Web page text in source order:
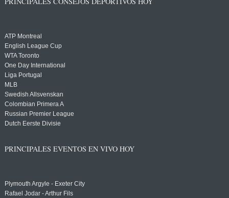
ATP Montreal
English League Cup
WTA Toronto
One Day International
Liga Portugal
MLB
Swedish Allsvenskan
Colombian Primera A
Russian Premier League
Dutch Eerste Divisie
PRINCIPALES EVENTOS EN VIVO HOY
Plymouth Argyle - Exeter City
Rafael Jodar - Arthur Fils